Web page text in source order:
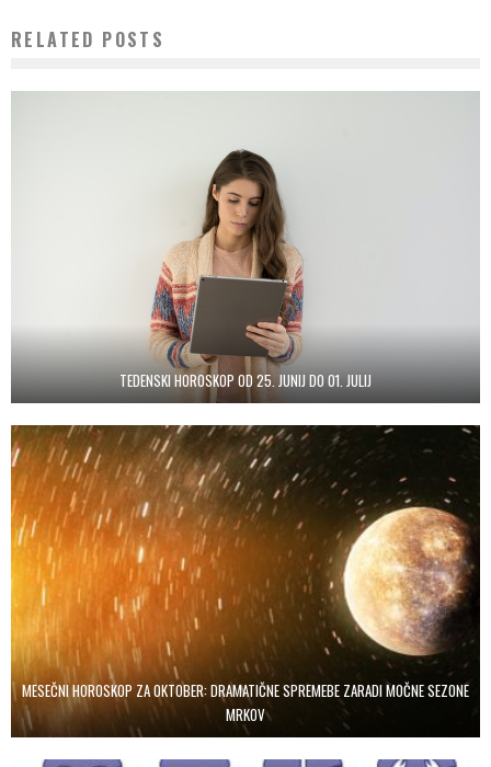
RELATED POSTS
TEDENSKI HOROSKOP OD 25. JUNIJ DO 01. JULIJ
MESEČNI HOROSKOP ZA OKTOBER: DRAMATIČNE SPREMEBE ZARADI MOČNE SEZONE
MRKOV